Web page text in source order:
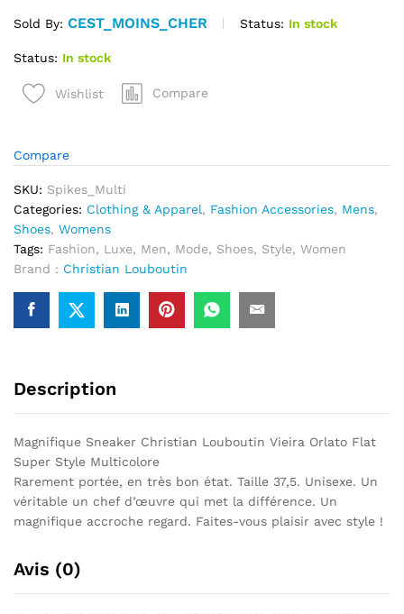
Sold By: CEST_MOINS_CHER Status: In stock
Status: In stock
de
Christian
Vieira
Orlato
Flat
Super
Style
Multicolore
Wishlist Compare
Compare
SKU: Spikes_Multi
Categories: Clothing & Apparel, Fashion Accessories, Mens,
Shoes, Womens
Tags: Fashion, Luxe, Men, Mode, Shoes, Style, Women
Brand : Christian Louboutin
Description
Magnifique Sneaker Christian Louboutin Vieira Orlato Flat
Super Style Multicolore
Rarement portée, en très bon état. Taille 37,5. Unisexe. Un
véritable un chef d’œuvre qui met la différence. Un
magnifique accroche regard. Faites-vous plaisir avec style !
Avis (0)